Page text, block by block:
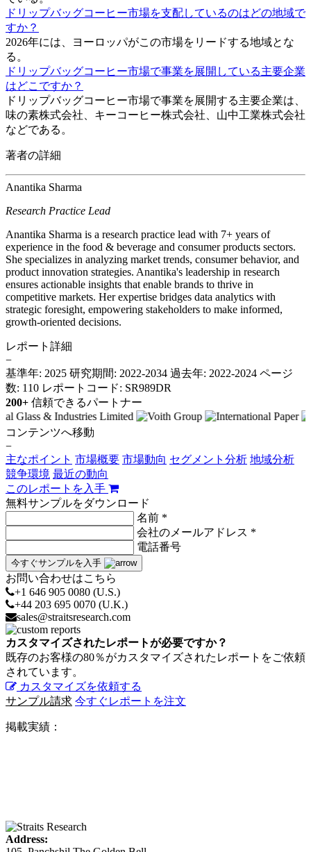
ドリップバッグコーヒー市場を支配しているのはどの地域で
すか？
2026年には、ヨーロッパがこの市場をリードする地域とな
る。
ドリップバッグコーヒー市場で事業を展開している主要企業
はどこですか？
ドリップバッグコーヒー市場で事業を展開する主要企業は、
味の素株式会社、キーコーヒー株式会社、山中工業株式会社
などである。
著者の詳細
Anantika Sharma
Research Practice Lead
Anantika Sharma is a research practice lead with 7+ years of
experience in the food & beverage and consumer products sectors.
She specializes in analyzing market trends, consumer behavior, and
product innovation strategies. Anantika's leadership in research
ensures actionable insights that enable brands to thrive in
competitive markets. Her expertise bridges data analytics with
strategic foresight, empowering stakeholders to make informed,
growth-oriented decisions.
レポート詳細
−
基準年: 2025 研究期間: 2022-2034 過去年: 2022-2024 ページ
数: 110 レポートコード: SR989DR
200+ 信頼できるパートナー
コンテンツへ移動
−
主なポイント 市場概要 市場動向 セグメント分析 地域分析
競争環境 最近の動向
このレポートを入手
無料サンプルをダウンロード
名前 *
会社のメールアドレス *
電話番号
今すぐサンプルを入手
お問い合わせはこちら
+1 646 905 0080 (U.S.)
+44 203 695 0070 (U.K.)
sales@straitsresearch.com
カスタマイズされたレポートが必要ですか？
既存のお客様の80％がカスタマイズされたレポートをご依頼
されています。
カスタマイズを依頼する
サンプル請求 今すぐレポートを注文
掲載実績：
Address: